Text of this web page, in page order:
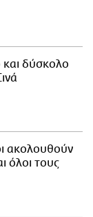
δύσκολο
ακολουθούν
όλοι τους